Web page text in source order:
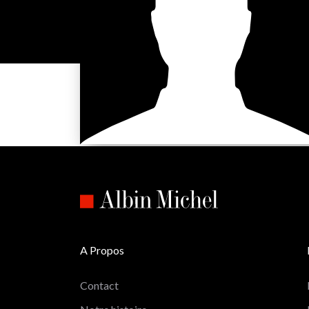
A Propos
Contact